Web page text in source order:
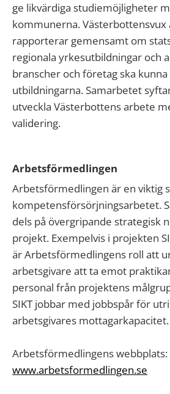
ge likvärdiga studiemöjligheter
kommunerna. Västerbottensvux
rapporterar gemensamt om
regionala yrkesutbildningar och
branscher och företag ska kunna
utbildningarna. Samarbetet
utveckla Västerbottens arbete
validering.
Arbetsförmedlingen
Arbetsförmedlingen är en viktig
kompetensförsörjningsarbetet.
dels på övergripande strategisk
projekt. Exempelvis i projekten
är Arbetsförmedlingens roll att
arbetsgivare att ta emot
personal från projektens
SIKT jobbar med jobbspår för
arbetsgivares mottagarkapacitet.
Arbetsförmedlingens webbplats:
www.arbetsformedlingen.se